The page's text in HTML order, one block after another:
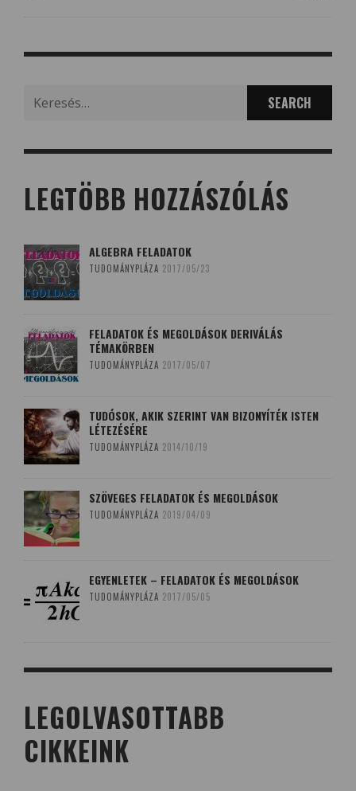
for:
LEGTÖBB HOZZÁSZÓLÁS
ALGEBRA FELADATOK
TUDOMÁNYPLÁZA 2017/05/23
FELADATOK ÉS MEGOLDÁSOK DERIVÁLÁS
TÉMAKÖRBEN
TUDOMÁNYPLÁZA 2017/05/07
TUDÓSOK, AKIK SZERINT VAN BIZONYÍTÉK ISTEN
LÉTEZÉSÉRE
TUDOMÁNYPLÁZA 2014/10/19
SZÖVEGES FELADATOK ÉS MEGOLDÁSOK
TUDOMÁNYPLÁZA 2019/04/09
EGYENLETEK – FELADATOK ÉS MEGOLDÁSOK
TUDOMÁNYPLÁZA 2017/05/05
LEGOLVASOTTABB
CIKKEINK